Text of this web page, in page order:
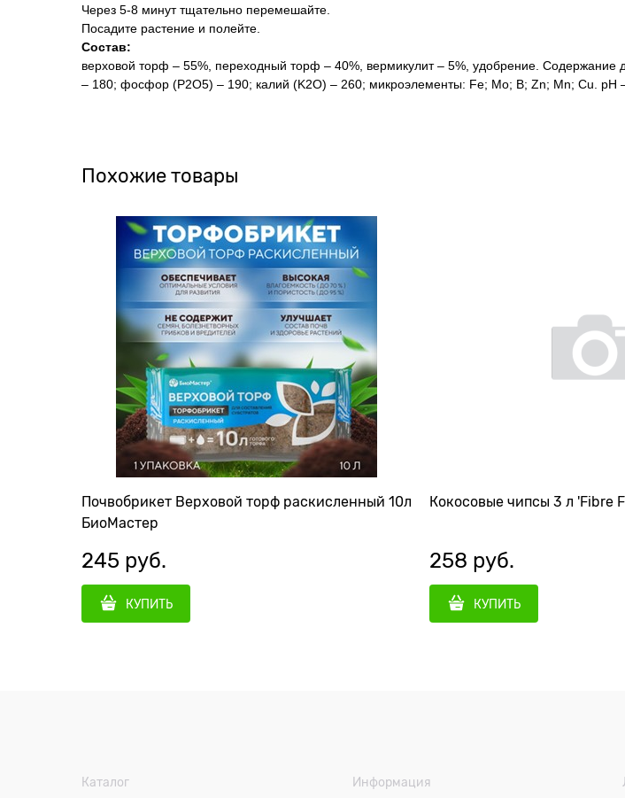
Через 5-8 минут тщательно перемешайте.
Посадите растение и полейте.
Состав:
верховой торф – 55%, переходный торф – 40%, вермикулит – 5%, удобрение. Содержание
– 180; фосфор (P2O5) – 190; калий (K2О) – 260; микроэлементы: Fe; Mo; B; Zn; Mn; Cu. рН
Похожие товары
Почвобрикет Верховой торф раскисленный 10л
БиоМастер
245 руб.
КУПИТЬ
Кокосовые чипсы 3 л 'Fibre
258 руб.
КУПИТЬ
Каталог Информация